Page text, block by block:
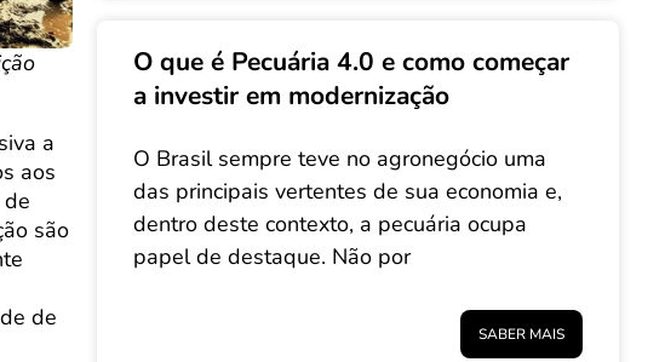
a
aos
são
de
O que é Pecuária 4.0 e como começar
a investir em modernização
O Brasil sempre teve no agronegócio uma
das principais vertentes de sua economia e,
dentro deste contexto, a pecuária ocupa
papel de destaque. Não por
SABER MAIS